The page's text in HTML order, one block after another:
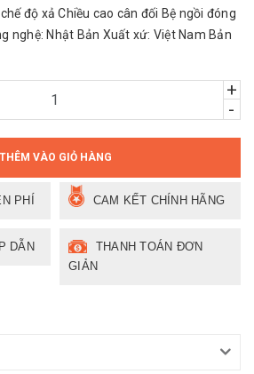
độ xả Chiều cao cân đối Bệ ngồi đóng
nghệ: Nhật Bản Xuất xứ: Việt Nam Bản
+
-
THÊM VÀO GIỎ HÀNG
PHÍ CAM KẾT CHÍNH HÃNG
DẪN
THANH TOÁN ĐƠN
GIẢN